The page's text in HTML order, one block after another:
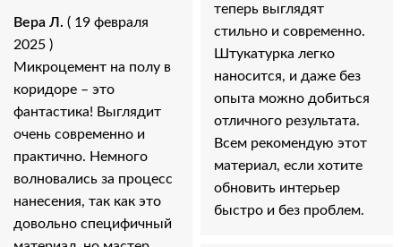
Вера Л. ( 19 февраля
2025 )
Микроцемент на полу в
коридоре – это
фантастика! Выглядит
очень современно и
практично. Немного
волновались за процесс
нанесения, так как это
довольно специфичный
теперь выглядят
стильно и современно.
Штукатурка легко
наносится, и даже без
опыта можно добиться
отличного результата.
Всем рекомендую этот
материал, если хотите
обновить интерьер
быстро и без проблем.